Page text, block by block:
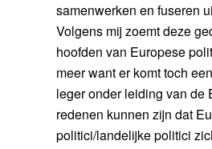
samenwerken en fuseren
Volgens mij zoemt deze
hoofden van Europese
meer want er komt toch
leger onder leiding van de
redenen kunnen zijn dat
politici/landelijke politici